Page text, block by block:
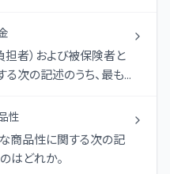
者）および被保険者と
次の記述のうち、最も
性
商品性に関する次の記
はどれか。